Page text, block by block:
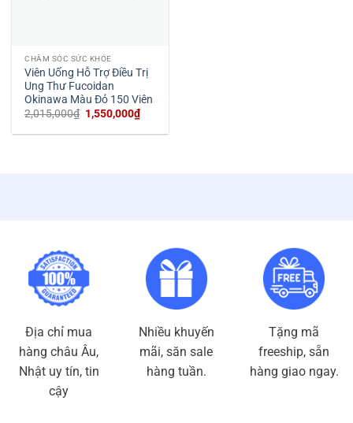
CHĂM SÓC SỨC KHỎE
Viên Uống Hỗ Trợ Điều Trị
Ung Thư Fucoidan
Okinawa Màu Đỏ 150 Viên
2,015,000₫ Giá
gốc
là:
1,550,000₫Giá
hiện
tại
Địa chỉ mua
hàng châu Âu,
Nhật uy tín, tin
cậy
Nhiều khuyến
mãi, săn sale
hàng tuần.
Tặng mã
freeship, sẵn
hàng giao ngay.